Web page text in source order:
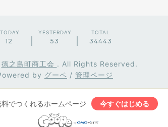
TODAY
12
YESTERDAY
53
TOTAL
34443
徳之島町商工会 . All Rights Reserved.
by グーペ / 管理ページ
でつくれるホームページ 今すぐはじめる